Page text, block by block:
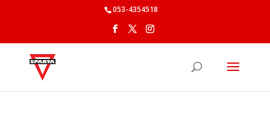
053-4354518